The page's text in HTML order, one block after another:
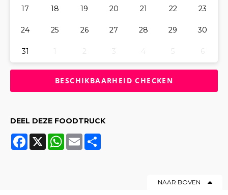
17 18 19 20 21 22 23
24 25 26 27 28 29 30
31
DEEL DEZE FOODTRUCK
Facebook
X WhatsApp
Email
NAAR BOVEN